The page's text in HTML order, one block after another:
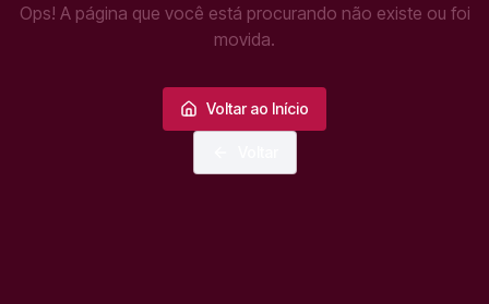
Ops! A página que você está procurando não existe ou foi
movida.
Voltar ao Início